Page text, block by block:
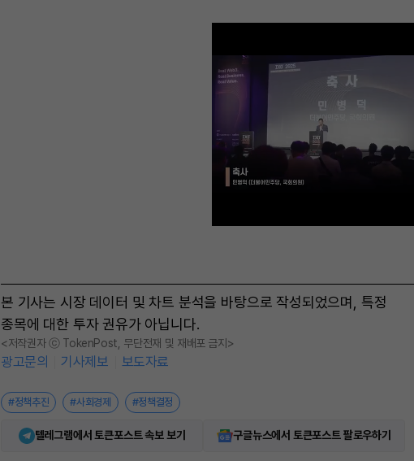
M
본 기사는 시장 데이터 및 차트 분석을 바탕으로 작성되었으며, 특정
종목에 대한 투자 권유가 아닙니다.
<저작권자 ⓒ TokenPost, 무단전재 및 재배포 금지>
광고문의 기사제보 보도자료
#정책추진 #사회경제 #정책결정
텔레그램에서 토큰포스트 속보 보기 구글뉴스에서 토큰포스트 팔로우하기